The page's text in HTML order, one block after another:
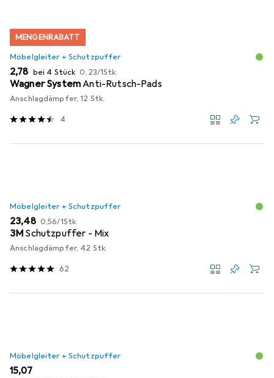
MENGENRABATT
Möbelgleiter + Schutzpuffer
EUR
2,78 bei 4 Stück EUR
0,23/1Stk.
Wagner SystemAnti-Rutsch-Pads
Anschlagdämpfer, 12 Stk.
4
Möbelgleiter + Schutzpuffer
EUR
23,48 EUR
0,56/1Stk.
3M Schutzpuffer - Mix
Anschlagdämpfer, 42 Stk.
62
Möbelgleiter + Schutzpuffer
EUR
15,07